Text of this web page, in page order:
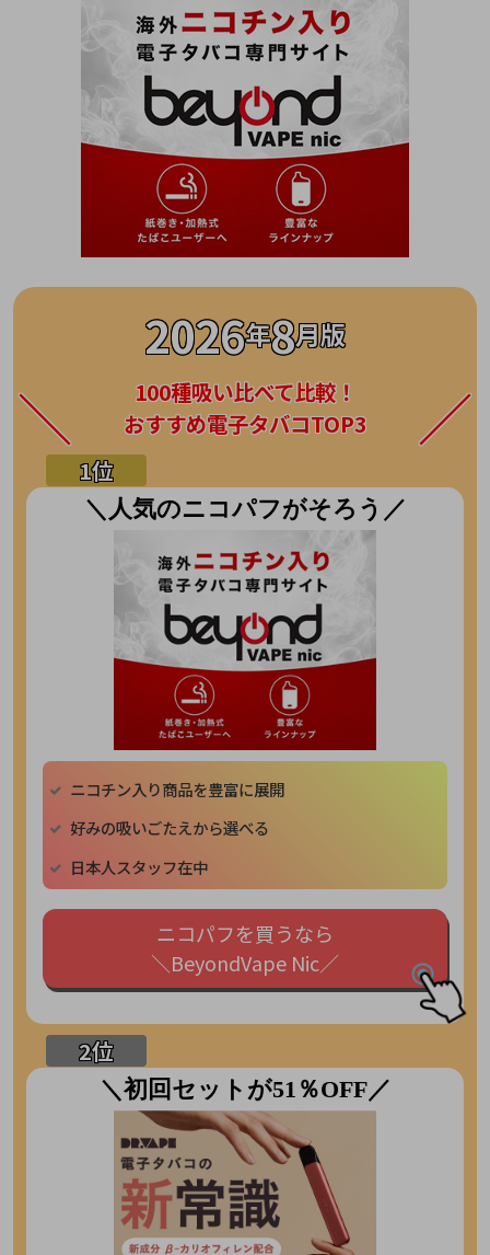
2026年8月版
100種吸い比べて比較！
おすすめ電子タバコTOP3
＼人気のニコパフがそろう／
ニコチン入り商品を豊富に展開
好みの吸いごたえから選べる
日本人スタッフ在中
ニコパフを買うなら
＼BeyondVape Nic／
＼初回セットが51％OFF／